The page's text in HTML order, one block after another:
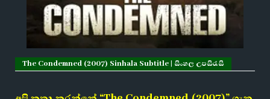
The Condemned (2007) Sinhala Subtitle | සිංහල උපසිරැසි